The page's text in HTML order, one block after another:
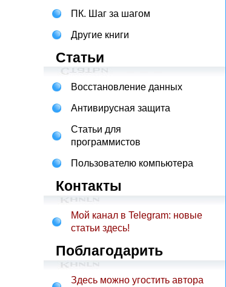
ПК. Шаг за шагом
Другие книги
Статьи
Восстановление данных
Антивирусная защита
Статьи для
программистов
Пользователю компьютера
Контакты
Мой канал в Telegram: новые
статьи здесь!
Поблагодарить
Здесь можно угостить автора